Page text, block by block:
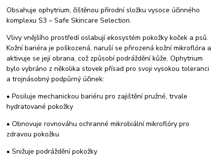
Obsahuje ophytrium, čištěnou přírodní složku vysoce účinného
komplexu S3 – Safe Skincare Selection.
Vlivy vnějšího prostředí oslabují ekosystém pokožky koček a psů.
Kožní bariéra je poškozená, naruší se přirozená kožní mikroflóra a
aktivuje se její obrana, což způsobí podráždění kůže. Ophytrium
bylo vybráno z několika stovek přísad pro svoji vysokou toleranci
a trojnásobný podpůrný účinek:
• Posiluje mechanickou bariéru pro zajištění pružné, trvale
hydratované pokožky
• Obnovuje rovnováhu ochranné mikrobiální mikroflóry pro
zdravou pokožku
• Snižuje podráždění pokožky